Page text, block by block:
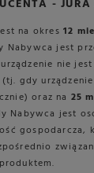
-
na okres 12
Nabywca jest
nie
gdy
oraz na 25
Nabywca jest
gospodarcza,
produktem.